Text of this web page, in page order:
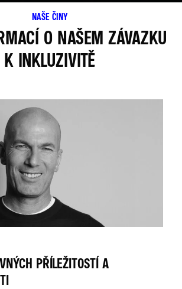
NAŠE ČINY
O NAŠEM ZÁVAZKU
K INKLUZIVITĚ
PŘÍLEŽITOSTÍ A